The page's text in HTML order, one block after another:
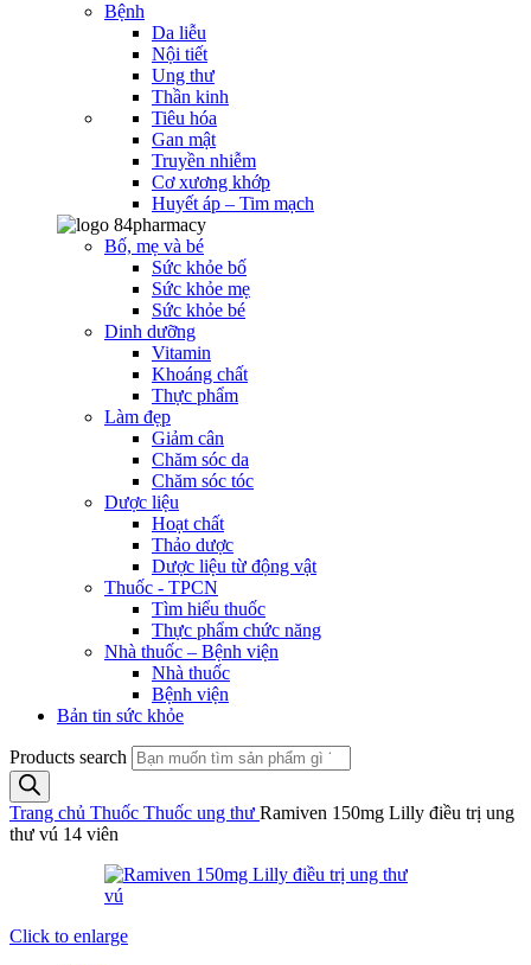
Bệnh
Da liễu
Nội tiết
Ung thư
Thần kinh
Tiêu hóa
Gan mật
Truyền nhiễm
Cơ xương khớp
Huyết áp – Tim mạch
Bố, mẹ và bé
Sức khỏe bố
Sức khỏe mẹ
Sức khỏe bé
Dinh dưỡng
Vitamin
Khoáng chất
Thực phẩm
Làm đẹp
Giảm cân
Chăm sóc da
Chăm sóc tóc
Dược liệu
Hoạt chất
Thảo dược
Dược liệu từ động vật
Thuốc - TPCN
Tìm hiểu thuốc
Thực phẩm chức năng
Nhà thuốc – Bệnh viện
Nhà thuốc
Bệnh viện
Bản tin sức khỏe
Products search
Trang chủ Thuốc Thuốc ung thư Ramiven 150mg Lilly điều trị ung
thư vú 14 viên
Click to enlarge